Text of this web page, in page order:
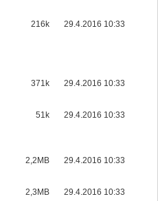
216k 29.4.2016 10:33
371k 29.4.2016 10:33
51k 29.4.2016 10:33
2,2MB 29.4.2016 10:33
2,3MB 29.4.2016 10:33